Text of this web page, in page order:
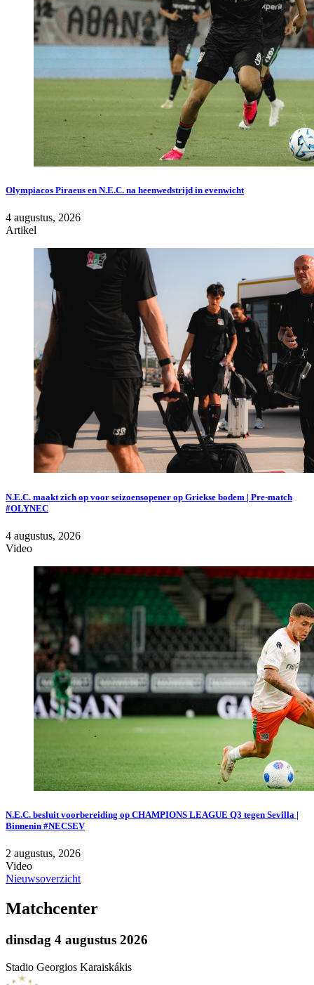
Olympiacos Piraeus en N.E.C. na heenwedstrijd in evenwicht
4 augustus, 2026
Artikel
N.E.C. maakt zich op voor seizoensopener op Griekse bodem | Pre-match
#OLYNEC
4 augustus, 2026
Video
N.E.C. besluit voorbereiding op CHAMPIONS LEAGUE Q3 tegen Sevilla |
Binnenin #NECSEV
2 augustus, 2026
Video
Nieuwsoverzicht
Matchcenter
dinsdag 4 augustus 2026
Stadio Georgios Karaiskákis